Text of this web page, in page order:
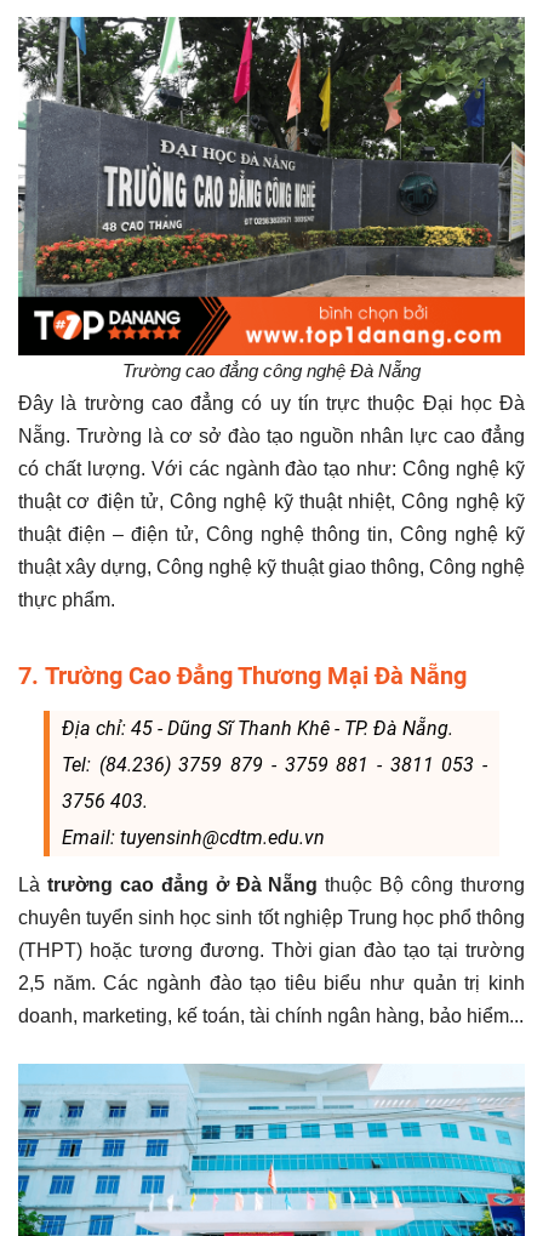
Trường cao đẳng công nghệ Đà Nẵng
Đây là trường cao đẳng có uy tín trực thuộc Đại học Đà
Nẵng. Trường là cơ sở đào tạo nguồn nhân lực cao đẳng
có chất lượng. Với các ngành đào tạo như: Công nghệ kỹ
thuật cơ điện tử, Công nghệ kỹ thuật nhiệt, Công nghệ kỹ
thuật điện – điện tử, Công nghệ thông tin, Công nghệ kỹ
thuật xây dựng, Công nghệ kỹ thuật giao thông, Công nghệ
thực phẩm.
7. Trường Cao Đẳng Thương Mại Đà Nẵng
Địa chỉ: 45 - Dũng Sĩ Thanh Khê - TP. Đà Nẵng.
Tel: (84.236) 3759 879 - 3759 881 - 3811 053 -
3756 403.
Email: tuyensinh@cdtm.edu.vn
Là trường cao đẳng ở Đà Nẵngthuộc Bộ công thương
chuyên tuyển sinh học sinh tốt nghiệp Trung học phổ thông
(THPT) hoặc tương đương. Thời gian đào tạo tại trường
2,5 năm. Các ngành đào tạo tiêu biểu như quản trị kinh
doanh, marketing, kế toán, tài chính ngân hàng, bảo hiểm...